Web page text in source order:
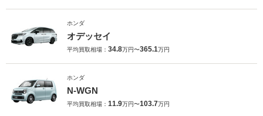
ホンダ
オデッセイ
平均買取相場： 34.8万円〜365.1万円
ホンダ
N-WGN
平均買取相場： 11.9万円〜103.7万円